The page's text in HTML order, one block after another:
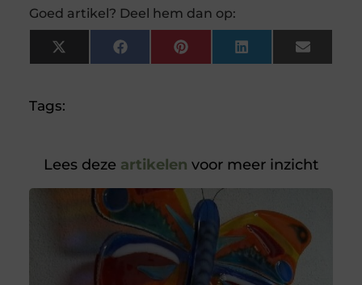
Goed artikel? Deel hem dan op:
X
(Twitter)
FacebookPinterestLinkedInEmail
Tags:
Lees deze artikelen voor meer inzicht